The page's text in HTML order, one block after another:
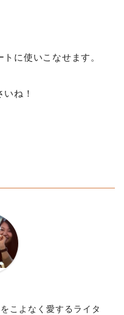
に使いこなせます。
ね！
こよなく愛するライタ